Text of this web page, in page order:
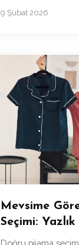
9 Şubat 2026
Mevsime
Seçimi:
Doğru pijama